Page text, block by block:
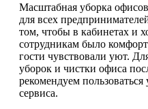
Масштабная уборка
для всех
том, чтобы в кабинетах и
сотрудникам было
гости чувствовали уют.
уборок и чистки офиса
рекомендуем
сервиса.